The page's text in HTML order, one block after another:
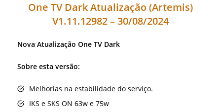
One TV Dark Atualização (Artemis)
V1.11.12982 – 30/08/2024
Nova Atualização One TV Dark
Sobre esta versão:
Melhorias na estabilidade do serviço.
IKS e SKS ON 63w e 75w